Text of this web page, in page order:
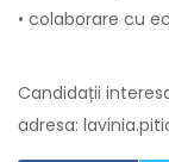
• colaborare cu
Candidații
adresa: